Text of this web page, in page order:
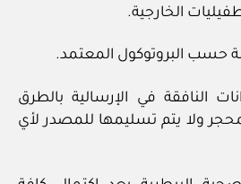
الخارجية.
النافقة في الإرسالية بالطرق
ولا يتم تسليمها للمصدر لأي